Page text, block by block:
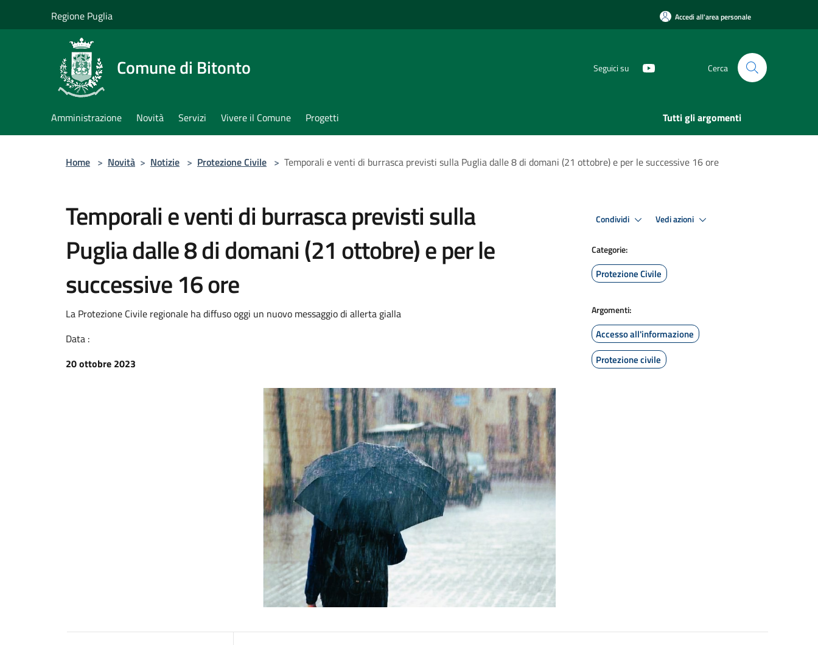
Regione Puglia Accedi all'area personale
Comune di Bitonto Seguici su Cerca
Amministrazione Novità Servizi Vivere il Comune Progetti Tutti gli argomenti
Home > Novità > Notizie > Protezione Civile > Temporali e venti di burrasca previsti sulla Puglia dalle 8 di domani (21 ottobre) e per le successive 16 ore
Temporali e venti di burrasca previsti sulla
Puglia dalle 8 di domani (21 ottobre) e per le
successive 16 ore
La Protezione Civile regionale ha diffuso oggi un nuovo messaggio di allerta gialla
Data :
20 ottobre 2023
Condividi Vedi azioni
Categorie:
Protezione Civile
Argomenti:
Accesso all'informazione
Protezione civile